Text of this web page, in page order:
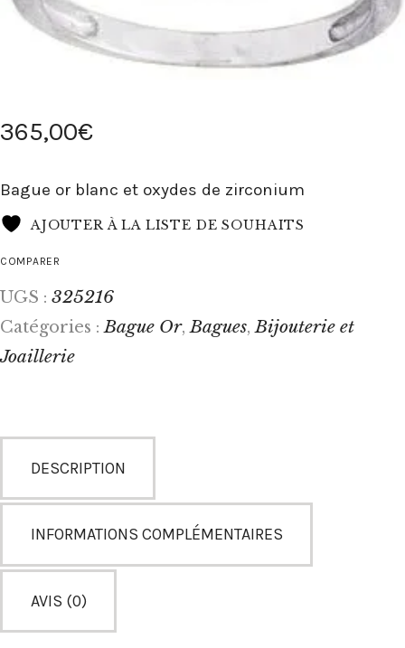
365,00€
Bague or blanc et oxydes de zirconium
AJOUTER À LA LISTE DE SOUHAITS
COMPARER
UGS : 325216
Catégories :Bague Or,Bagues,Bijouterie et
Joaillerie
DESCRIPTION
INFORMATIONS COMPLÉMENTAIRES
AVIS (0)